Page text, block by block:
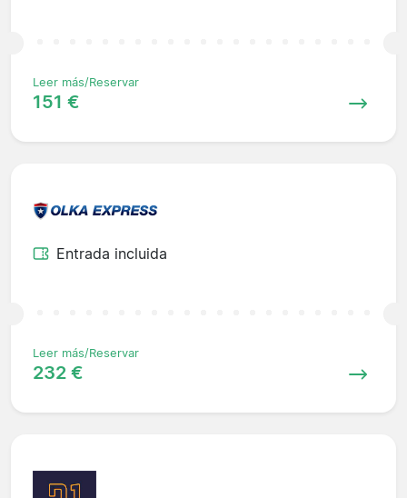
Leer más/Reservar
151 €
Entrada incluida
Leer más/Reservar
232 €